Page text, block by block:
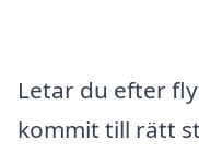
Letar du efter
kommit till rätt